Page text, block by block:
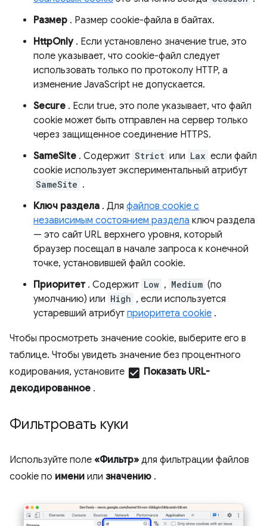
Размер . Размер cookie-файла в байтах.
HttpOnly. Если установлено значение true, это
поле указывает, что cookie-файл следует
использовать только по протоколу HTTP, а
изменение JavaScript не допускается.
Secure . Если true, это поле указывает, что файл
cookie может быть отправлен на сервер только
через защищенное соединение HTTPS.
SameSite . Содержит Strict или Lax если файл
cookie использует экспериментальный атрибут
SameSite .
Ключ раздела . Для файлов cookie с
независимым состоянием раздела ключ раздела
— это сайт URL верхнего уровня, который
браузер посещал в начале запроса к конечной
точке, установившей файл cookie.
Приоритет. Содержит Low , Medium (по
умолчанию) или High , если используется
устаревший атрибут приоритета cookie .
Чтобы просмотреть значение cookie, выберите его в
таблице. Чтобы увидеть значение без процентного
кодирования, установите check_box Показать URL-
декодированное .
Фильтровать куки
Используйте поле «Фильтр» для фильтрации файлов
cookie по имени или значению .